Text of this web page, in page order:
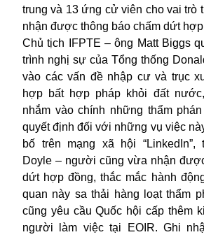
trung và 13 ứng cử viên cho vai trò
nhận được thông báo chấm dứt
Chủ tịch IFPTE – ông Matt Biggs
trình nghị sự của Tổng thống
vào các vấn đề nhập cư và trục
hợp bất hợp pháp khỏi đất
nhắm vào chính những thẩm
quyết định đối với những vụ việc
bố trên mạng xã hội “LinkedIn”,
Doyle – người cũng vừa nhận
dứt hợp đồng, thắc mắc hành
quan này sa thải hàng loạt thẩm
cũng yêu cầu Quốc hội cấp thêm
người làm việc tại EOIR. Ghi